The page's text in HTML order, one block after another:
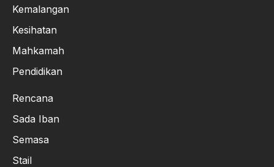
Kemalangan
Kesihatan
Mahkamah
Pendidikan
Rencana
Sada Iban
Semasa
Stail